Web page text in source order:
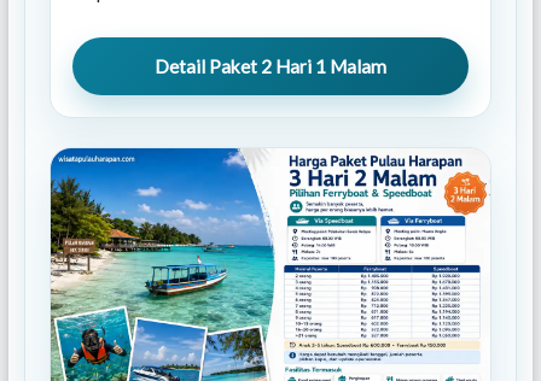
Detail Paket 2 Hari 1 Malam